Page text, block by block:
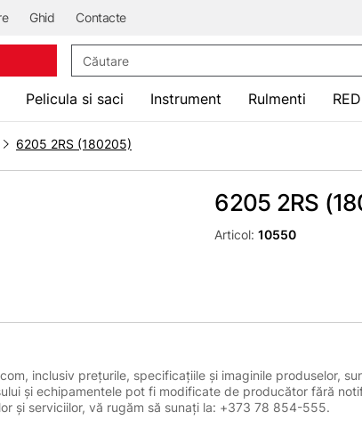
Ghid Contacte
Pelicula si saci Instrument Rulmenti
6205 2RS (180205)
6205 2RS
Articol:10550
inclusiv prețurile, specificațiile și imaginile produselor,
și echipamentele pot fi modificate de producător fără
și serviciilor, vă rugăm să sunați la: +373 78 854-555.